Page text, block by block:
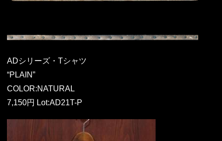
ADシリーズ・Tシャツ
“PLAIN”
COLOR:NATURAL
7,150円 Lot:AD21T-P